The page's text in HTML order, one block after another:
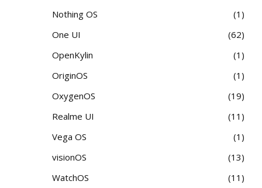
Nothing OS
1
One UI
62
OpenKylin
1
OriginOS
1
OxygenOS
19
Realme UI
11
Vega OS
1
visionOS
13
WatchOS
11